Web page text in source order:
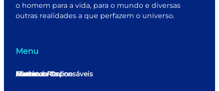
o homem para a vida, para o mundo e diversas
outras realidades a que perfazem o universo.
Menu
Home
Minha conta
Matrícula Online
Alunos e Responsáveis
Contato